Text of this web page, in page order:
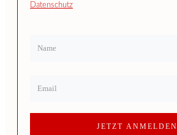
Datenschutz
JETZT ANMELDEN